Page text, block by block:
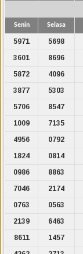
Senin Selasa
5971 5698
3601
8696
5872
4096
3877
5303
5706
8547
1009
7135
4956
0792
1824
0814
0986
8863
7046
2174
0763
0563
2139
6463
8611
1457